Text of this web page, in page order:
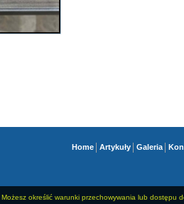
. Możesz określić warunki przechowywania lub dostępu
Home Artykuły Galeria